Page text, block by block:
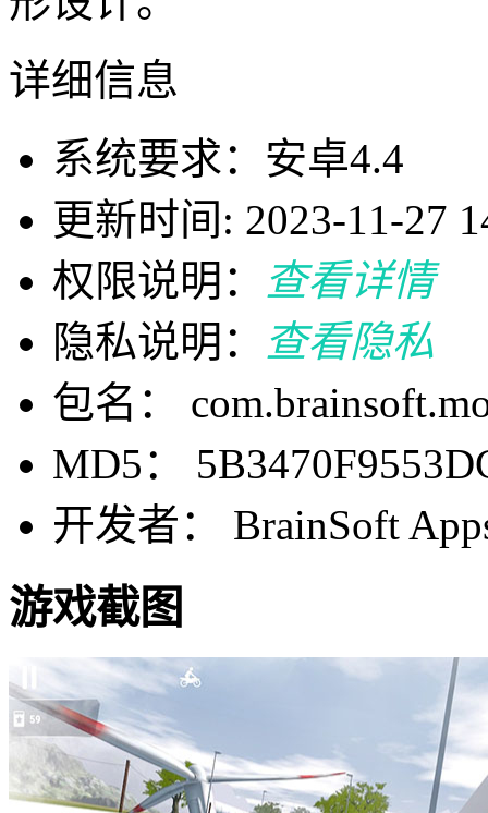
详细信息
系统要求：安卓4.4
更新时间: 2023-11-27
权限说明：
查看详情
隐私说明：
查看隐私
包名：
MD5：
开发者： BrainSoft
游戏截图